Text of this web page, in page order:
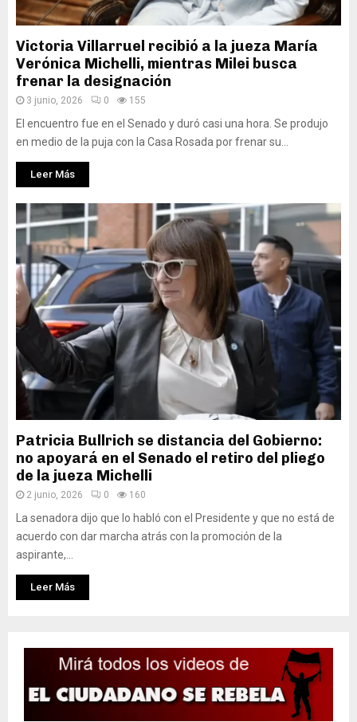
Victoria Villarruel recibió a la jueza María
Verónica Michelli, mientras Milei busca
frenar la designación
3 junio, 2026 0 155
El encuentro fue en el Senado y duró casi una hora. Se produjo
en medio de la puja con la Casa Rosada por frenar su...
Leer Más
Patricia Bullrich se distancia del Gobierno:
no apoyará en el Senado el retiro del pliego
de la jueza Michelli
2 junio, 2026 0 160
La senadora dijo que lo habló con el Presidente y que no está de
acuerdo con dar marcha atrás con la promoción de la
aspirante,...
Leer Más